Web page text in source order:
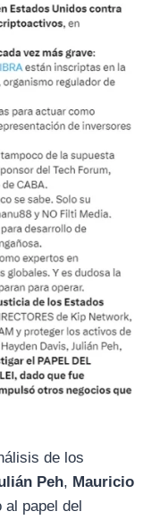
de los
Peh, Mauricio
al papel del